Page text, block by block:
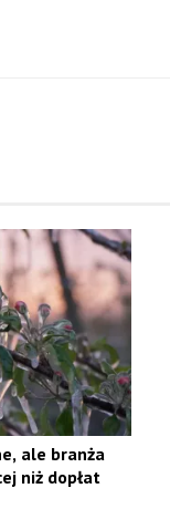
ale branża
niż dopłat